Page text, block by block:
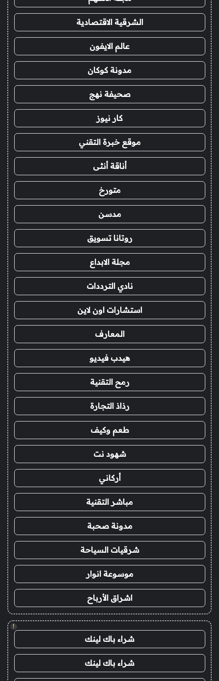
الشرقية الاقتصادية
عالم الايفون
مدونة كوكان
صحيفة نهج
كار نيوز
موقع خبرة التقني
أناقة أنثى
متورخ
مدسن
روتانا تسويق
مجلة الابداع
نادي الترددات
استشارات اون لاين
المعارف
هيدب فيديو
رمح التقنية
رذاذ التجارة
طعم وكيف
شهود نت
أركاني
مباشر التقنية
مدونة صحبة
شرقيات السياحة
موسوعة انوار
اشراق الأرباح
!
شراء باك لينك
شراء باك لينك